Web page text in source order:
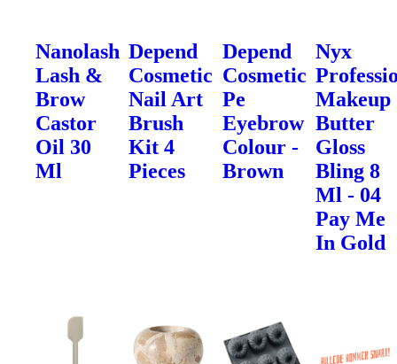
Nanolash
Lash &
Brow
Castor
Oil 30
Ml
Depend
Cosmetic
Nail Art
Brush
Kit 4
Pieces
Depend
Cosmetic
Pe
Eyebrow
Colour -
Brown
Nyx
Makeup
Butter
Gloss
Bling 8
Ml - 04
Pay Me
In Gold